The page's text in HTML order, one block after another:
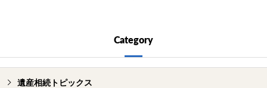
Category
遺産相続トピックス